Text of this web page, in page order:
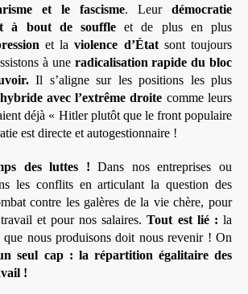
et le fascisme. Leur démocratie
à bout de souffleet de plus en plus
et laviolence d’État sont toujours
à une radicalisation rapide du bloc
Il s’aligne sur les positions les plus
avec l’extrême droite comme leurs
déjà « Hitler plutôt que le front populaire
est directe et autogestionnaire !
des luttes ! Dans nos entreprises ou
les conflits en articulant la question des
contre les galères de la vie chère, pour
et pour nos salaires.Tout est lié : la
que nous produisons doit nous revenir ! On
seul cap : la répartition égalitaire des
!